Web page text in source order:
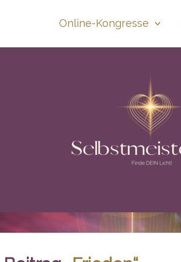
Online-Kongresse